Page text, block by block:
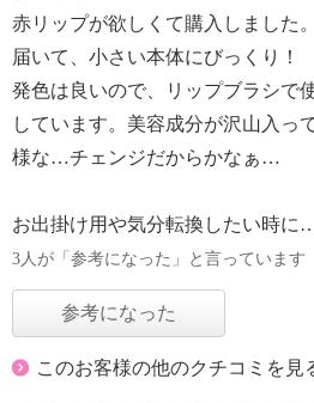
赤リップが欲しくて購入しました。
届いて、小さい本体にびっくり！
発色は良いので、リップブラシで
しています。美容成分が沢山入っ
様な…チェンジだからかなぁ…
お出掛け用や気分転換したい時に
3人が「参考になった」と言っています
参考になった
このお客様の他のクチコミを見